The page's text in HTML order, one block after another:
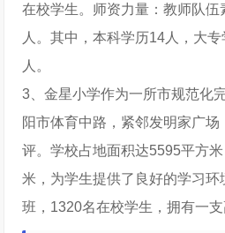
在校学生。师资力量：教师队
人。其中，本科学历14人，大
人。
3、金星小学作为一所市规范化
阳市体育中路，紧邻发明家广
评。学校占地面积达5595平方
米，为学生提供了良好的学习
班，1320名在校学生，拥有一支